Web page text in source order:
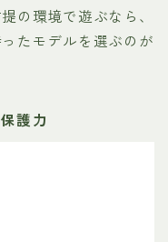
の環境で遊ぶなら、
たモデルを選ぶのが
護力